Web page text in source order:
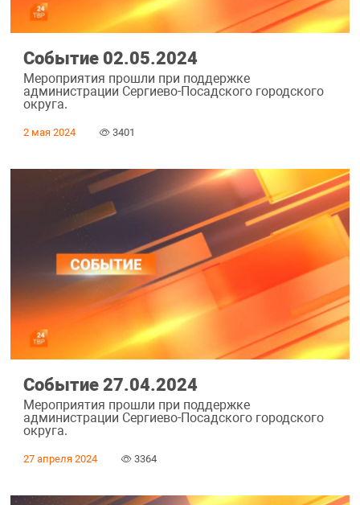
Событие 02.05.2024
Мероприятия прошли при поддержке
администрации Сергиево-Посадского городского
округа.
2 мая 2024 3401
Событие 27.04.2024
Мероприятия прошли при поддержке
администрации Сергиево-Посадского городского
округа.
27 апреля 2024 3364